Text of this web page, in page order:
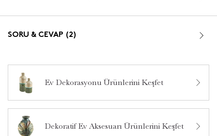
SORU & CEVAP (2)
ışık rengi ne renk beyaz mı yoksa gün ışığı mi
26 Şubat 2026
Merhaba, ürün gün ışığıdır. İlginiz için teşekkür ederiz.
Ev Dekorasyonu Ürünlerini Keşfet
Dekoratif Ev Aksesuarı Ürünlerini Keşfet